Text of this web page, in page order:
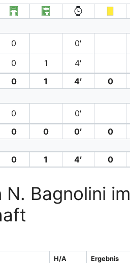
0
0′
0 1
4′
0 1 4′ 0
0
0′
0 0 0′ 0
0 1 4′ 0
Bagnolini
H/A Ergebnis